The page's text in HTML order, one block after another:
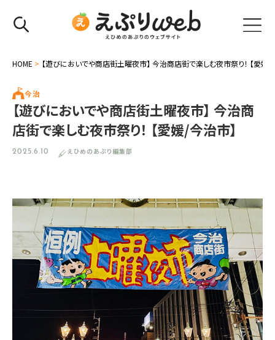
HOME > 【遊びにおいでや商店街土曜夜市】 今治商店街で楽しむ夜市祭り！ 【愛媛/
今治
【遊びにおいでや商店街土曜夜市】 今治商
店街で楽しむ夜市祭り！ 【愛媛/今治市】
2025.6.10 えひめのあぷり編集部